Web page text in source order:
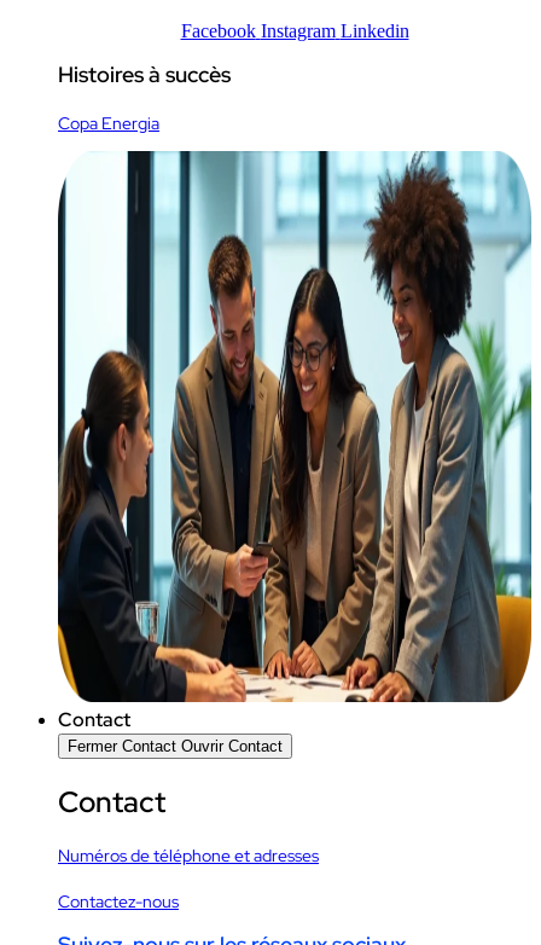
Facebook Instagram Linkedin
Histoires à succès
Copa Energia
Contact
Fermer Contact Ouvrir Contact
Contact
Numéros de téléphone et adresses
Contactez-nous